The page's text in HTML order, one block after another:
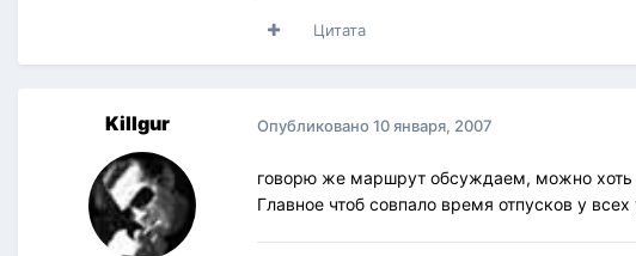
Цитата
Killgur Опубликовано10 января, 2007
говорю же маршрут обсуждаем, можно хоть
Главное чтоб совпало время отпусков у